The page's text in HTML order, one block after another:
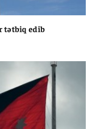
tətbiq edib